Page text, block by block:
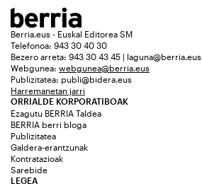
Berria.eus - Euskal Editorea SM
Telefonoa: 943 30 40 30
Bezero arreta: 943 30 43 45 | laguna@berria.eus
Webgunea: webgunea@berria.eus
Publizitatea: publi@bidera.eus
Harremanetan jarri
ORRIALDE KORPORATIBOAK
Ezagutu BERRIA Taldea
BERRIA berri bloga
Publizitatea
Galdera-erantzunak
Kontratazioak
Sarebide
LEGEA